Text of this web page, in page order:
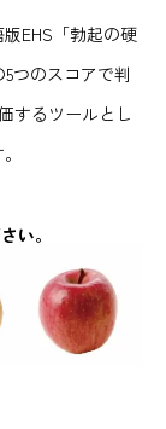
EHS「勃起の硬
つのスコアで判
するツールとし
い。